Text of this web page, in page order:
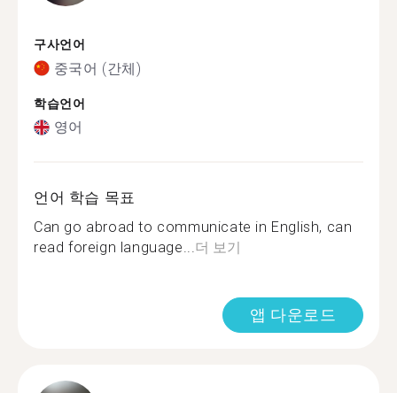
구사언어
중국어 (간체)
학습언어
영어
언어 학습 목표
Can go abroad to communicate in English, can
read foreign language...더 보기
앱 다운로드